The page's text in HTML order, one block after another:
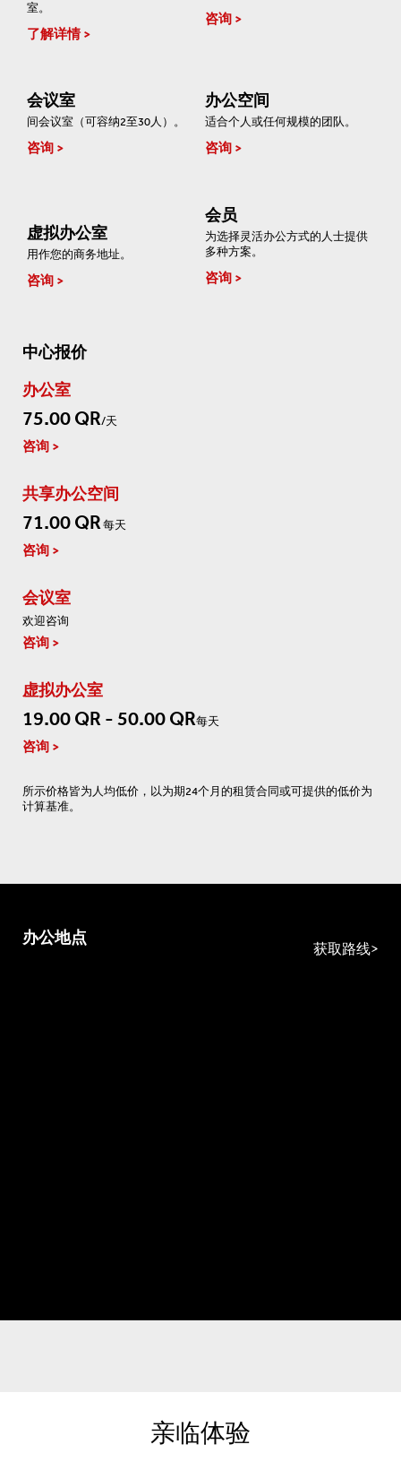
室。
了解详情
咨询
会议室
间会议室（可容纳2至30人）。
咨询
办公空间
适合个人或任何规模的团队。
咨询
虚拟办公室
用作您的商务地址。
咨询
会员
为选择灵活办公方式的人士提供
多种方案。
咨询
中心报价
办公室
75.00 QR/天
咨询
共享办公空间
71.00 QR每天
咨询
会议室
欢迎咨询
咨询
虚拟办公室
19.00 QR - 50.00 QR每天
咨询
所示价格皆为人均低价，以为期24个月的租赁合同或可提供的低价为
计算基准。
办公地点
获取路线
亲临体验